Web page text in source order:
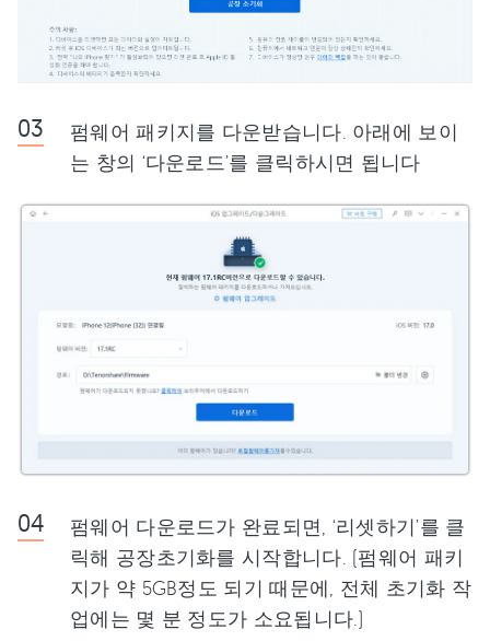
펌웨어 패키지를 다운받습니다. 아래에 보이
는 창의 ‘다운로드’를 클릭하시면 됩니다
펌웨어 다운로드가 완료되면, ‘리셋하기’를 클
릭해 공장초기화를 시작합니다. (펌웨어 패키
지가 약 5GB정도 되기 때문에, 전체 초기화 작
업에는 몇 분 정도가 소요됩니다.)